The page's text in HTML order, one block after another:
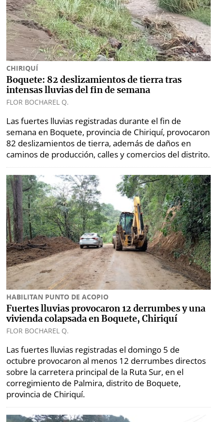
CHIRIQUÍ
Boquete: 82 deslizamientos de tierra tras
intensas lluvias del fin de semana
FLOR BOCHAREL Q.
Las fuertes lluvias registradas durante el fin de
semana en Boquete, provincia de Chiriquí, provocaron
82 deslizamientos de tierra, además de daños en
caminos de producción, calles y comercios del distrito.
HABILITAN PUNTO DE ACOPIO
Fuertes lluvias provocaron 12 derrumbes y una
vivienda colapsada en Boquete, Chiriquí
FLOR BOCHAREL Q.
Las fuertes lluvias registradas el domingo 5 de
octubre provocaron al menos 12 derrumbes directos
sobre la carretera principal de la Ruta Sur, en el
corregimiento de Palmira, distrito de Boquete,
provincia de Chiriquí.